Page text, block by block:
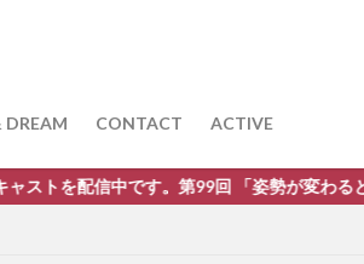
DREAM CONTACT ACTIVE
。第99回 「姿勢が変わると人生が変わる！」